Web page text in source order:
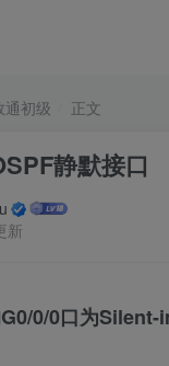
通初级 正文
静默接口
新
0/0口为